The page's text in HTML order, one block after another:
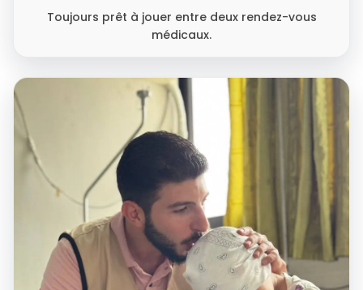
Toujours prêt à jouer entre deux rendez-vous
médicaux.